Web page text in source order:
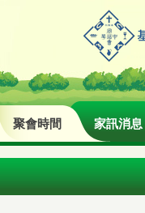
聚會時間 家訊消息